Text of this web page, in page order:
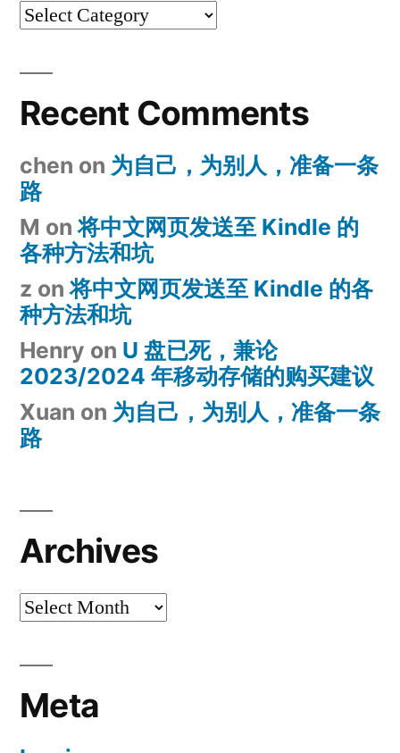
Categories
Recent Comments
chen on 为自己，为别人，准备一条
路
M on将中文网页发送至 Kindle 的
各种方法和坑
z on将中文网页发送至 Kindle 的各
种方法和坑
Henry on U 盘已死，兼论
2023/2024 年移动存储的购买建议
Xuan on 为自己，为别人，准备一条
路
Archives
Archives
Meta